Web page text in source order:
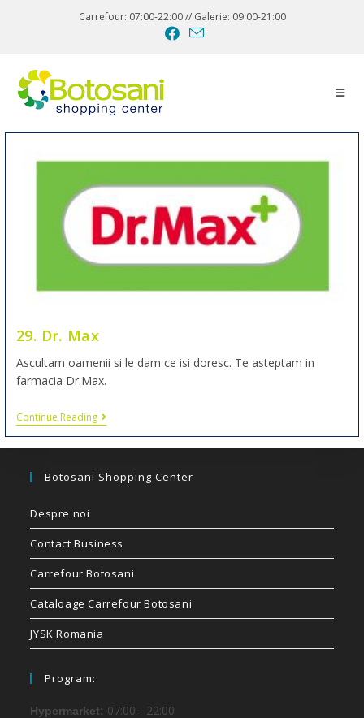
Carrefour: 07:00-22:00 // Galerie: 09:00-21:00
29. Dr. Max
Ascultam oamenii si le dam ce isi doresc. Te asteptam in
farmacia Dr.Max.
Continue Reading
Botosani Shopping Center
Despre noi
Contact Business
Carrefour Botosani
Cataloage Carrefour Botosani
JYSK Romania
Program:
Hypermarket: 07:00 - 22:00